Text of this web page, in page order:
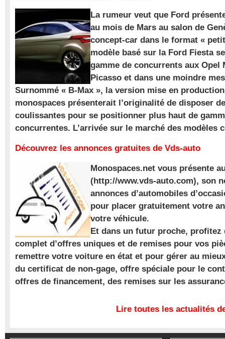
La rumeur veut que Ford
au mois de Mars au salon de
concept-car dans le format «
modèle basé sur la Ford Fiesta
gamme de concurrents aux Opel
Picasso et dans une moindre
Surnommé « B-Max », la version mise en
monospaces présenterait l’originalité de disposer
coulissantes pour se positionner plus haut de
concurrentes. L’arrivée sur le marché des modèles
Découvrez les annonces gratuites de Vds-auto
Monospaces.net vous présente
(http://www.vds-auto.com), son
annonces d’automobiles
pour placer gratuitement votre
votre véhicule.
Et dans un futur proche, profitez
complet d’offres uniques et de remises pour vos
remettre votre voiture en état et pour gérer au
du certificat de non-gage, offre spéciale pour le
offres de financement, des remises sur les
Lire toutes les actualités